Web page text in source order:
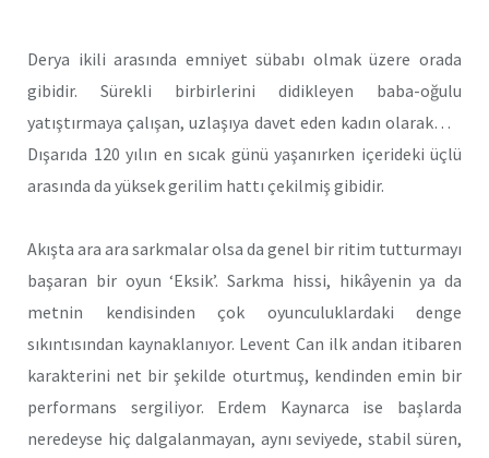
Derya ikili arasında emniyet sübabı olmak üzere orada
gibidir. Sürekli birbirlerini didikleyen baba-oğulu
yatıştırmaya çalışan, uzlaşıya davet eden kadın olarak…
Dışarıda 120 yılın en sıcak günü yaşanırken içerideki üçlü
arasında da yüksek gerilim hattı çekilmiş gibidir.
Akışta ara ara sarkmalar olsa da genel bir ritim tutturmayı
başaran bir oyun ‘Eksik’. Sarkma hissi, hikâyenin ya da
metnin kendisinden çok oyunculuklardaki denge
sıkıntısından kaynaklanıyor. Levent Can ilk andan itibaren
karakterini net bir şekilde oturtmuş, kendinden emin bir
performans sergiliyor. Erdem Kaynarca ise başlarda
neredeyse hiç dalgalanmayan, aynı seviyede, stabil süren,